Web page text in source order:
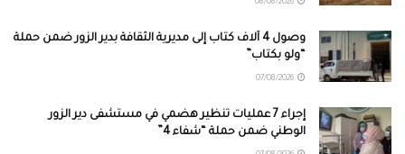
وصول 4 آلاف كتاب إلى مديرية الثقافة بدير الزور ضمن حملة
“ولو بكتاب”
إجراء 7 عمليات تنظير هضمي في مستشفى دير الزور
الوطني ضمن حملة “شفاء 4”